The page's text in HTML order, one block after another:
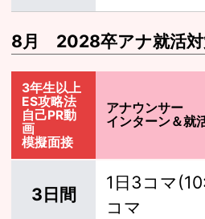
8月 2028卒アナ就活
3年生以上
ES攻略法
自己PR動
画
模擬面接
アナウンサー
インターン＆就
3日間
1日3コマ
コマ